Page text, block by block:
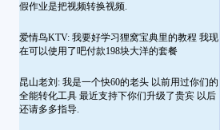
假作业是把视频转换视频.
爱情鸟KTV: 我要好学习狸窝宝典里的教程 我现
在可以使用了吧付款198块大洋的套餐
昆山老刘: 我是一个快60的老头 以前用过你们的
全能转化工具 最近支持下你们升级了贵宾 以后
还请多多指导.